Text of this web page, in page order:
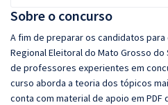
Sobre o concurso
A fim de preparar os candidatos para
Regional Eleitoral do Mato Grosso do
de professores experientes em
curso aborda a teoria dos tópicos
conta com material de apoio em PDF